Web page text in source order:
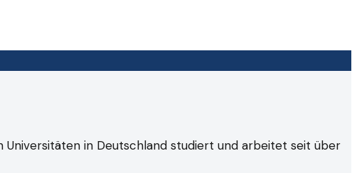
in Deutschland studiert und arbeitet seit über